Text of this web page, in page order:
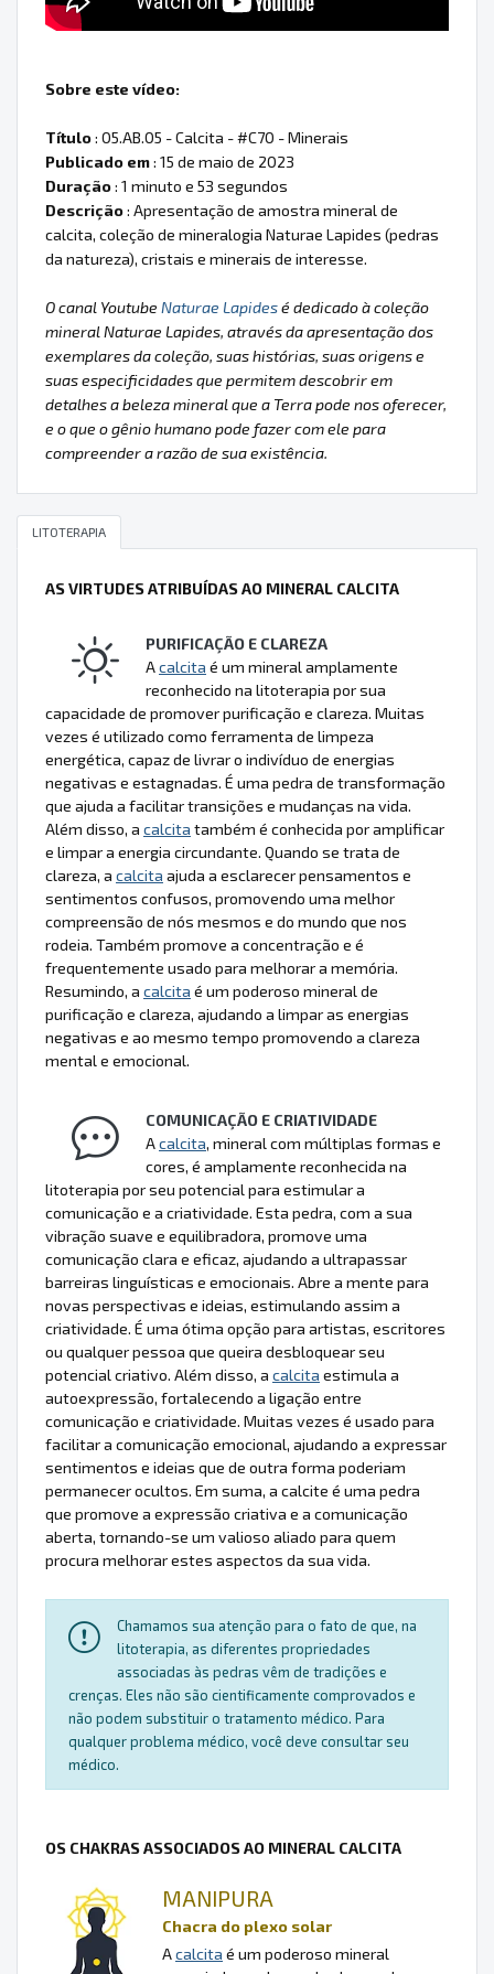
Sobre este vídeo:
Título: 05.AB.05 - Calcita - #C70 - Minerais
Publicado em: 15 de maio de 2023
Duração: 1 minuto e 53 segundos
Descrição: Apresentação de amostra mineral de
calcita, coleção de mineralogia Naturae Lapides (pedras
da natureza), cristais e minerais de interesse.
O canal Youtube Naturae Lapidesé dedicado à coleção
mineral Naturae Lapides, através da apresentação dos
exemplares da coleção, suas histórias, suas origens e
suas especificidades que permitem descobrir em
detalhes a beleza mineral que a Terra pode nos oferecer,
e o que o gênio humano pode fazer com ele para
compreender a razão de sua existência.
LITOTERAPIA
AS VIRTUDES ATRIBUÍDAS AO MINERAL CALCITA
PURIFICAÇÃO E CLAREZA
Acalcita é um mineral amplamente
reconhecido na litoterapia por sua
capacidade de promover purificação e clareza. Muitas
vezes é utilizado como ferramenta de limpeza
energética, capaz de livrar o indivíduo de energias
negativas e estagnadas. É uma pedra de transformação
que ajuda a facilitar transições e mudanças na vida.
Além disso, a calcita também é conhecida por amplificar
e limpar a energia circundante. Quando se trata de
clareza, a calcita ajuda a esclarecer pensamentos e
sentimentos confusos, promovendo uma melhor
compreensão de nós mesmos e do mundo que nos
rodeia. Também promove a concentração e é
frequentemente usado para melhorar a memória.
Resumindo, a calcita é um poderoso mineral de
purificação e clareza, ajudando a limpar as energias
negativas e ao mesmo tempo promovendo a clareza
mental e emocional.
COMUNICAÇÃO E CRIATIVIDADE
Acalcita, mineral com múltiplas formas e
cores, é amplamente reconhecida na
litoterapia por seu potencial para estimular a
comunicação e a criatividade. Esta pedra, com a sua
vibração suave e equilibradora, promove uma
comunicação clara e eficaz, ajudando a ultrapassar
barreiras linguísticas e emocionais. Abre a mente para
novas perspectivas e ideias, estimulando assim a
criatividade. É uma ótima opção para artistas, escritores
ou qualquer pessoa que queira desbloquear seu
potencial criativo. Além disso, a calcita estimula a
autoexpressão, fortalecendo a ligação entre
comunicação e criatividade. Muitas vezes é usado para
facilitar a comunicação emocional, ajudando a expressar
sentimentos e ideias que de outra forma poderiam
permanecer ocultos. Em suma, a calcite é uma pedra
que promove a expressão criativa e a comunicação
aberta, tornando-se um valioso aliado para quem
procura melhorar estes aspectos da sua vida.
Chamamos sua atenção para o fato de que, na
litoterapia, as diferentes propriedades
associadas às pedras vêm de tradições e
crenças. Eles não são cientificamente comprovados e
não podem substituir o tratamento médico. Para
qualquer problema médico, você deve consultar seu
médico.
OS CHAKRAS ASSOCIADOS AO MINERAL CALCITA
MANIPURA
Chacra do plexo solar
Acalcita é um poderoso mineral